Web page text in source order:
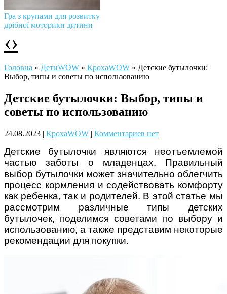
Гра з крупами для розвитку
дрібної моторики дитини
Чому дітям корисно читати
Материнське вигорання: як
собі допомогти
Як підготувати дитину до
‹›
Головна » ДетиWOW » КрохаWOW » Детские бутылочки:
Выбор, типы и советы по использованию
Детские бутылочки: Выбор, типы и
советы по использованию
24.08.2023 | КрохаWOW | Комментариев нет
Детские бутылочки являются неотъемлемой
частью заботы о младенцах. Правильный
выбор бутылочки может значительно облегчить
процесс кормления и содействовать комфорту
как ребенка, так и родителей. В этой статье мы
рассмотрим различные типы детских
бутылочек, поделимся советами по выбору и
использованию, а также представим некоторые
рекомендации для покупки.